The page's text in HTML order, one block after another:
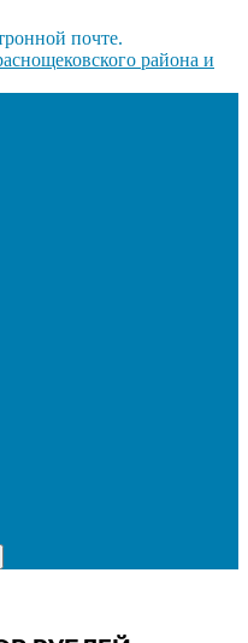
почте.
района и